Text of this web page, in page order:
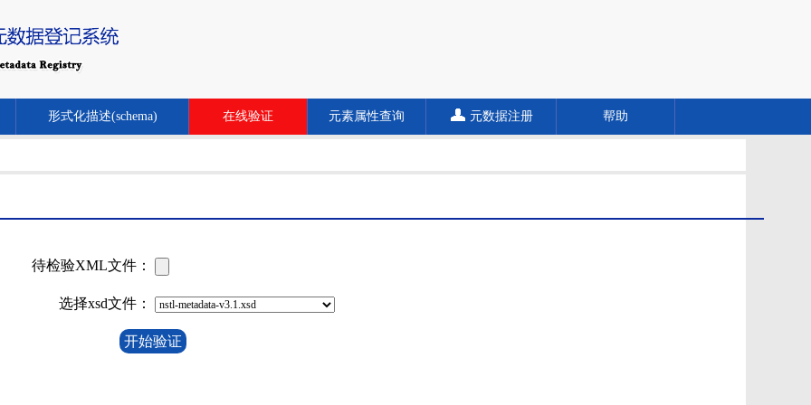
形式化描述(schema) 在线验证 元素属性查询 元数据注册 帮助
待检验XML文件：
选择xsd文件：
开始验证